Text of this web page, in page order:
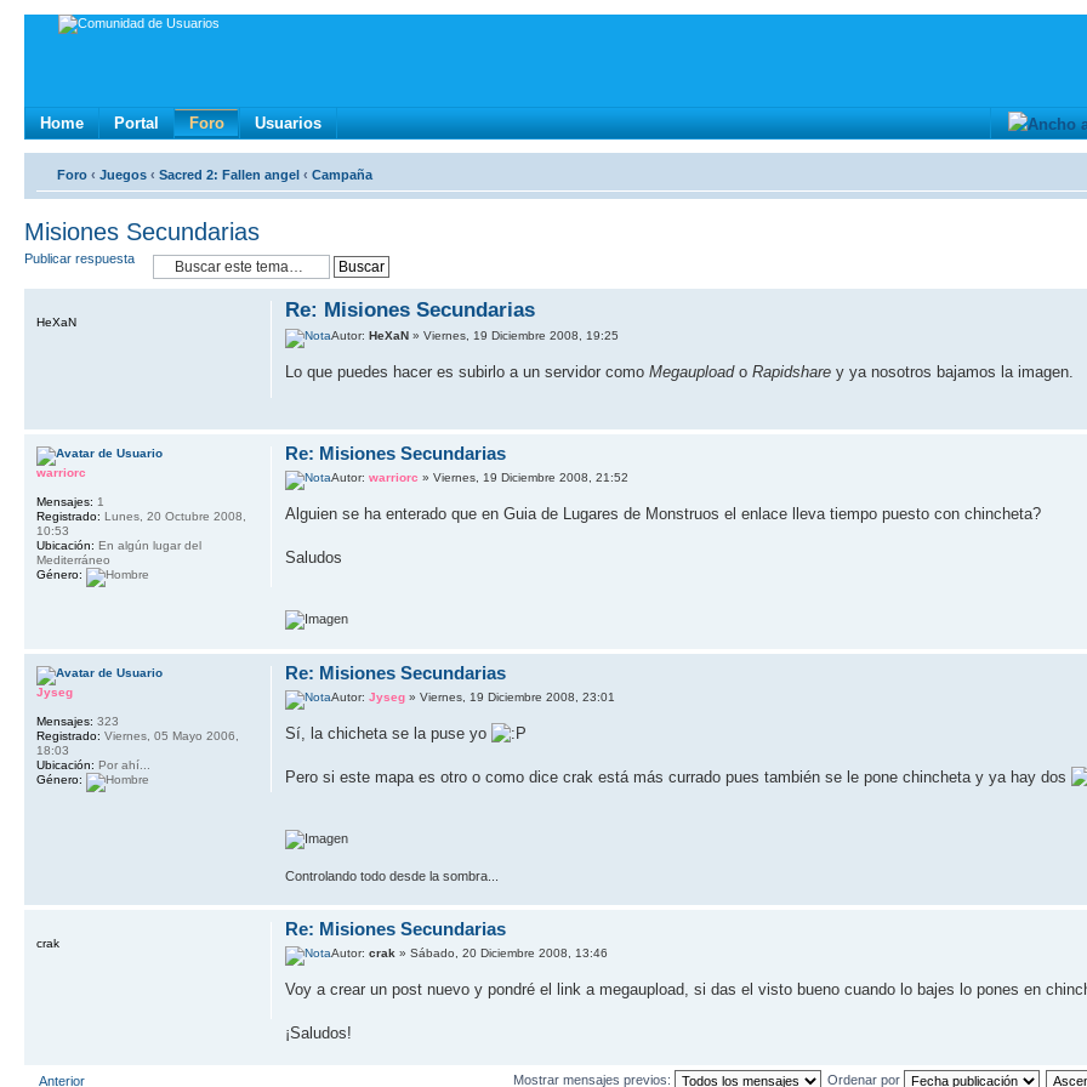
Home Portal Foro Usuarios
Foro ‹ Juegos ‹ Sacred 2: Fallen angel ‹ Campaña
Misiones Secundarias
Publicar respuesta
Re: Misiones Secundarias
Autor:HeXaN » Viernes, 19 Diciembre 2008, 19:25
Lo que puedes hacer es subirlo a un servidor comoMegauploadoRapidshare y ya nosotros bajamos la imagen.
HeXaN
Re: Misiones Secundarias
Autor:warriorc » Viernes, 19 Diciembre 2008, 21:52
Alguien se ha enterado que en Guia de Lugares de Monstruos el enlace lleva tiempo puesto con chincheta?
Saludos
warriorc
Mensajes: 1
Registrado: Lunes, 20 Octubre 2008,
10:53
Ubicación: En algún lugar del
Mediterráneo
Género:
Re: Misiones Secundarias
Autor:Jyseg » Viernes, 19 Diciembre 2008, 23:01
Sí, la chicheta se la puse yo
Pero si este mapa es otro o como dice crak está más currado pues también se le pone chincheta y ya hay dos
Controlando todo desde la sombra...
Jyseg
Mensajes: 323
Registrado: Viernes, 05 Mayo 2006,
18:03
Ubicación: Por ahí...
Género:
Re: Misiones Secundarias
Autor:crak » Sábado, 20 Diciembre 2008, 13:46
Voy a crear un post nuevo y pondré el link a megaupload, si das el visto bueno cuando lo bajes lo pones en
¡Saludos!
crak
Anterior Mostrar mensajes previos: Ordenar por